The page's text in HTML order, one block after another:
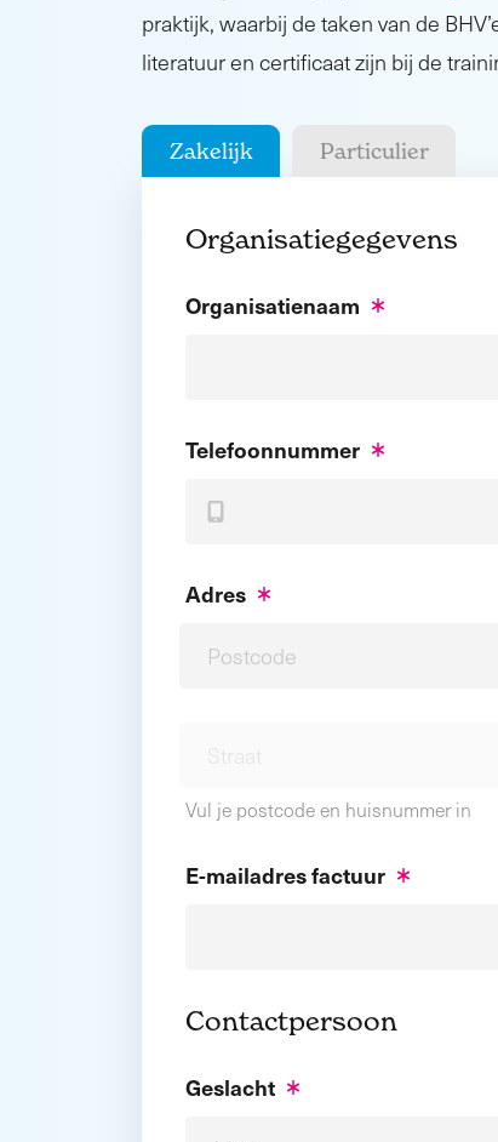
praktijk, waarbij de taken van de
literatuur en certificaat zijn bij de
Zakelijk Particulier
Organisatiegegevens
Organisatienaam
Telefoonnummer
Adres
Vul je postcode en huisnummer in
E-mailadres factuur
Contactpersoon
Geslacht